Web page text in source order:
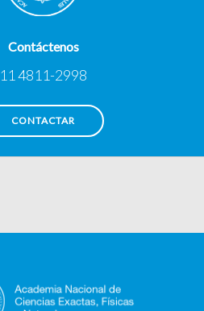
Contáctenos
11 4811-2998
CONTACTAR